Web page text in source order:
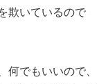
欺いているので
何でもいいので、